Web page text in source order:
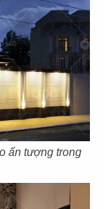
ấn tượng trong
XIANG
SI YAN